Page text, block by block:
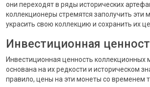
они переходят в ряды исторических
коллекционеры стремятся заполучить эти
украсить свою коллекцию и сохранить их
Инвестиционная
Инвестиционная ценность коллекционных
основана на их редкости и историческом
правило, цены на эти монеты со временем